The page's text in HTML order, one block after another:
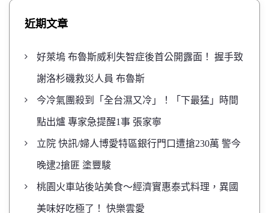
近期文章
好萊塢 布魯斯威利失智症後首公開露面！ 握手致
謝洛杉磯救災人員 布魯斯
今冷氣團殺到「全台濕又冷」！「下最猛」時間
點出爐 專家急提醒1事 張家寧
立院 快訊/婦人博愛特區銀行門口遭搶230萬 警今
晚逮2搶匪 塗豐駿
桃園火車站後站美食～經濟實惠泰式料理，異國
美味好吃極了！ 快樂雲愛